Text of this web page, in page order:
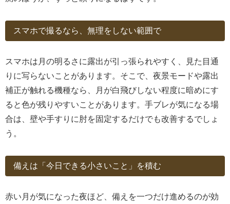
スマホで撮るなら、無理をしない範囲で
スマホは月の明るさに露出が引っ張られやすく、見た目通
りに写らないことがあります。そこで、夜景モードや露出
補正が触れる機種なら、月が白飛びしない程度に暗めにす
ると色が残りやすいことがあります。手ブレが気になる場
合は、壁や手すりに肘を固定するだけでも改善するでしょ
う。
備えは「今日できる小さいこと」を積む
赤い月が気になった夜ほど、備えを一つだけ進めるのが効